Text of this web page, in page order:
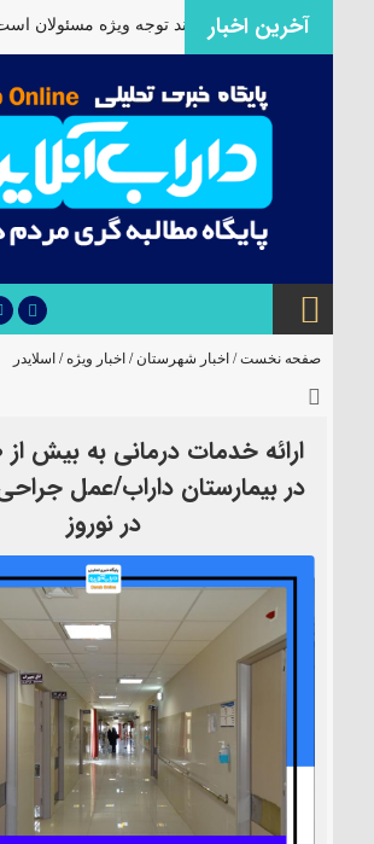
آخرین اخبار
فورگ داراب نیازمند توجه ویژه مسئولان است
صفحه نخست / اخبار شهرستان/ اخبار ویژه/ اسلایدر
در نوروز